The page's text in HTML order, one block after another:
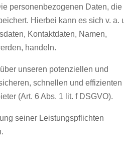
personenbezogenen Daten, die
Hierbei kann es sich v. a.
Kontaktdaten, Namen,
handeln.
unseren potenziellen und
schnellen und effizienten
(Art. 6 Abs. 1 lit. f DSGVO).
seiner Leistungspflichten